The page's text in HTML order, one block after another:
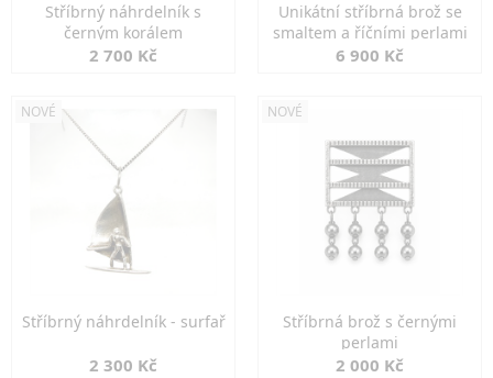
Stříbrný náhrdelník s
černým korálem
2 700 Kč
Unikátní stříbrná brož se
smaltem a říčními perlami
6 900 Kč
NOVÉ
Stříbrný náhrdelník - surfař
2 300 Kč
NOVÉ
Stříbrná brož s černými
perlami
2 000 Kč